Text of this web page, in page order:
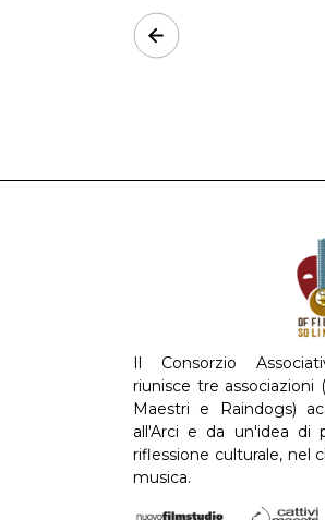
Il Consorzio
riunisce tre
Maestri e Raindogs)
all'Arci e da un'idea di
riflessione culturale, nel
musica.